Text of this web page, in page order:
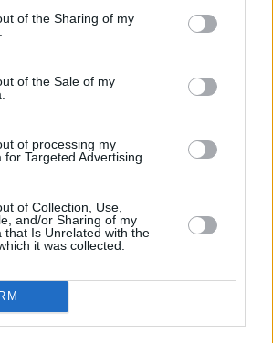
of the Sharing of my
of the Sale of my
of processing my
Targeted Advertising.
of Collection, Use,
and/or Sharing of my
that Is Unrelated with the
it was collected.
διαφορές φτάνουν στο τέλος
υπομονή και σύνεση.
που θα σας
με μεγαλύτερους και θα
τους υπόλοιπους. Κύρια